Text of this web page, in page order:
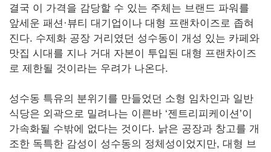
결국 이 가격을 감당할 수 있는 주체는 브랜드 파워를
앞세운 패션·뷰티 대기업이나 대형 프랜차이즈로 좁혀
진다. 수제화 공장 거리였던 성수동이 개성 있는 카페와
맛집 시대를 지나 거대 자본이 투입된 대형 프랜차이즈
로 제한될 것이라는 우려가 나온다.
성수동 특유의 분위기를 만들었던 소형 임차인과 일반
식당은 외곽으로 밀려나는 이른바 ‘젠트리피케이션’이
가속화될 수밖에 없다는 것이다. 낡은 공장과 창고를 개
조한 독특한 감성이 성수동의 정체성이었지만, 대형 브